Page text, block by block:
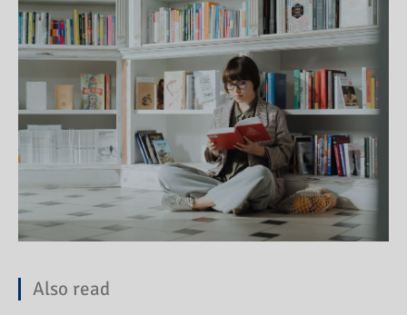
Also read